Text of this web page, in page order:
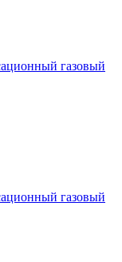
газовый
газовый